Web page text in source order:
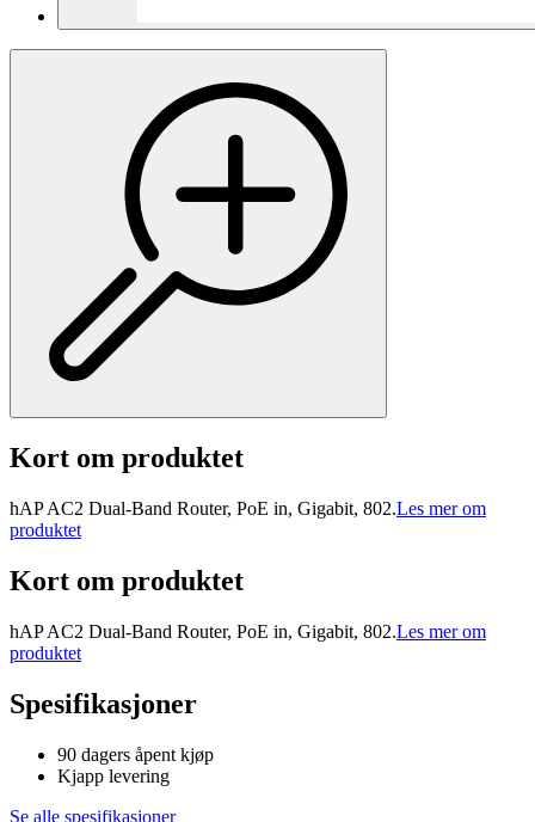
Kort om produktet
hAP AC2 Dual-Band Router, PoE in, Gigabit, 802.Les mer om
produktet
Kort om produktet
hAP AC2 Dual-Band Router, PoE in, Gigabit, 802.Les mer om
produktet
Spesifikasjoner
90 dagers åpent kjøp
Kjapp levering
Se alle spesifikasjoner